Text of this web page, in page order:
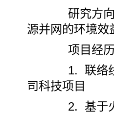
研究方向：
源并网的环境效
项目经历
1. 联络线
司科技项目
2. 基于火